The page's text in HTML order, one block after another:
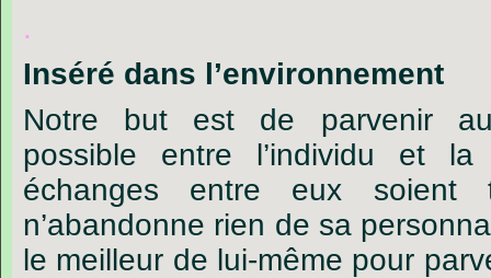
.
Inséré dans l’environnement
Notre
but est de parvenir
possible
entre l’individu et
la
échanges
entre eux soient
n’abandonne rien de sa
le meilleur de lui-même pour